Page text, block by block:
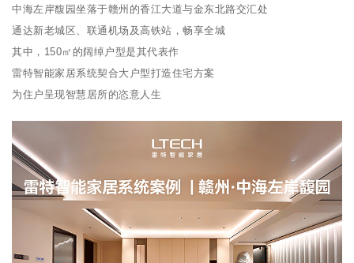
中海左岸馥园坐落于赣州的香江大道与金东北路交汇处
通达新老城区、联通机场及高铁站，畅享全城
其中，150㎡的阔绰户型是其代表作
雷特智能家居系统契合大户型打造住宅方案
为住户呈现智慧居所的恣意人生